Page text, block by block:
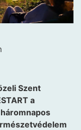
Szent
a